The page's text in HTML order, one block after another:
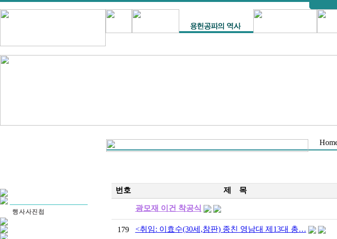
번호
제 목
광모재 이건 착공식
179 <취임: 이효수(30세,참판) 종친 영남대 제13대 총…